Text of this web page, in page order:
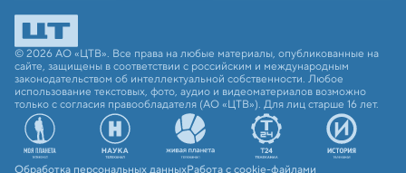
© 2026 АО «ЦТВ». Все права на любые материалы, опубликованные на
сайте, защищены в соответствии с российским и международным
законодательством об интеллектуальной собственности. Любое
использование текстовых, фото, аудио и видеоматериалов возможно
только с согласия правообладателя (АО «ЦТВ»). Для лиц старше 16 лет.
Обработка персональных данныхРабота с cookie-файлами